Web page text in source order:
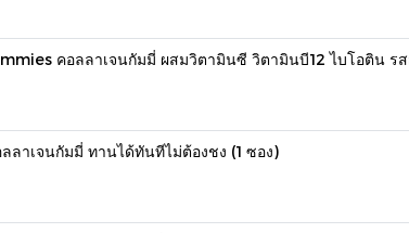
คอลลาเจนกัมมี่ ผสมวิตามินซี วิตามินบี12 ไบโอติน รส
าเจนกัมมี่ ทานได้ทันทีไม่ต้องชง (1 ซอง)